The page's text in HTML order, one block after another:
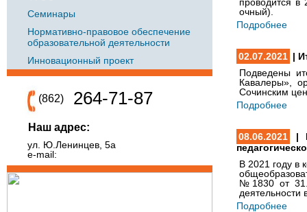
Семинары
Нормативно-правовое обеспечение
образовательной деятельности
Инновационный проект
(862) 264-71-87
Наш адрес:
ул. Ю.Ленинцев, 5а
e-mail:
очный).
Подробнее
02.07.2021 |
Подведены
Кавалеры»,
Сочинским
Подробнее
08.06.2021
|
В 2021 году в
№1830 от
Подробнее